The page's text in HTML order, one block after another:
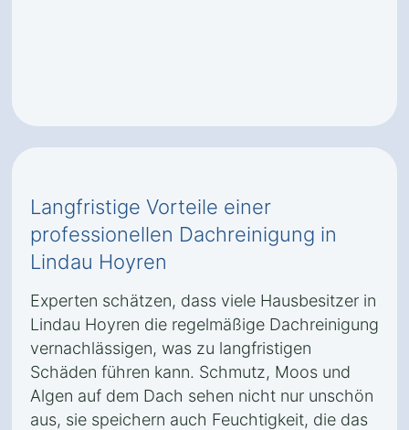
Langfristige Vorteile einer
professionellen Dachreinigung in
Lindau Hoyren
Experten schätzen, dass viele Hausbesitzer in
Lindau Hoyren die regelmäßige Dachreinigung
vernachlässigen, was zu langfristigen
Schäden führen kann. Schmutz, Moos und
Algen auf dem Dach sehen nicht nur unschön
aus, sie speichern auch Feuchtigkeit, die das